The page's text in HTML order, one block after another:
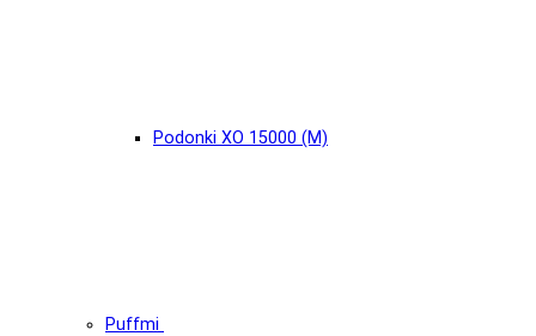
Podonki XO 15000 (М)
Puffmi